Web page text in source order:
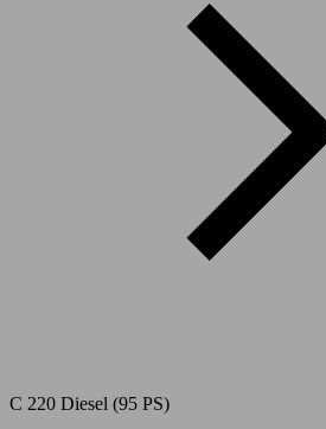
C 220 Diesel (95 PS)